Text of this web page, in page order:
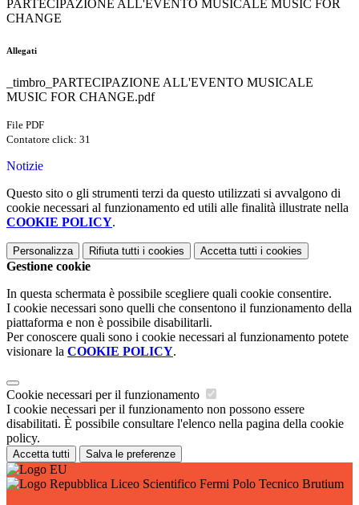
PARTECIPAZIONE ALL'EVENTO MUSICALE MUSIC FOR
CHANGE
Allegati
_timbro_PARTECIPAZIONE ALL'EVENTO MUSICALE
MUSIC FOR CHANGE.pdf
File PDF
Contatore click: 31
Notizie
Questo sito o gli strumenti terzi da questo utilizzati si avvalgono di
cookie necessari al funzionamento ed utili alle finalità illustrate nella
COOKIE POLICY.
Personalizza Rifiuta tutti i cookies Accetta tutti i cookies
Gestione cookie
In questa schermata è possibile scegliere quali cookie consentire.
I cookie necessari sono quelli che consentono il funzionamento della
piattaforma e non è possibile disabilitarli.
Per conoscere quali sono i cookie necessari al funzionamento potete
visionare la COOKIE POLICY.
Cookie necessari per il funzionamento
I cookie necessari per il funzionamento non possono essere
disabilitati. È possibile consultare l'elenco nella pagina della cookie
policy.
Accetta tutti Salva le preferenze
Liceo Scientifico Fermi Polo Tecnico Brutium